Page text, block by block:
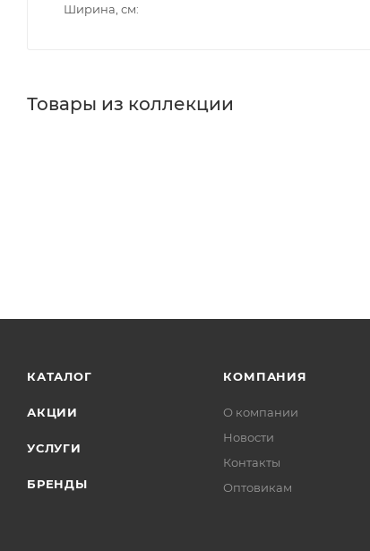
Ширина, см
Товары из коллекции
КАТАЛОГ
АКЦИИ
УСЛУГИ
БРЕНДЫ
КОМПАНИЯ
О компании
Новости
Контакты
Оптовикам